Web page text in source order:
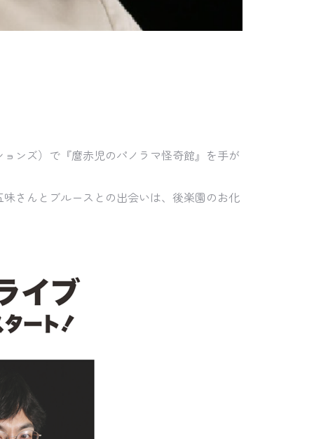
ンズ）で『麿赤児のパノラマ怪奇館』を手が
さんとブルースとの出会いは、後楽園のお化